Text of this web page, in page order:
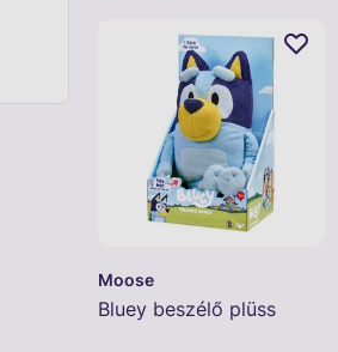
Moose
Bluey beszélő plüss